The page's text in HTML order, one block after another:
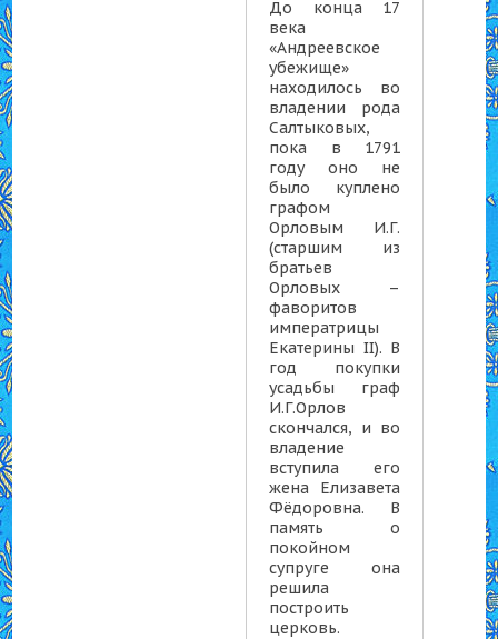
До конца 17
века
«Андреевское
убежище»
находилось во
владении рода
Салтыковых,
пока в 1791
году оно не
было куплено
графом
Орловым И.Г.
(старшим из
братьев
Орловых –
фаворитов
императрицы
Екатерины II). В
год покупки
усадьбы граф
И.Г.Орлов
скончался, и во
владение
вступила его
жена Елизавета
Фёдоровна. В
память о
покойном
супруге она
решила
построить
церковь.